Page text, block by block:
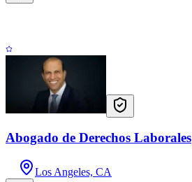
Abogado de Derechos Laborales
Los Angeles, CA